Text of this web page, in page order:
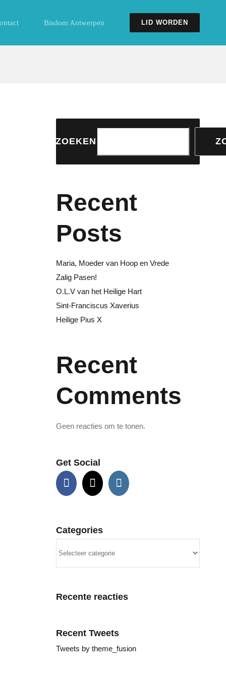
Bisdom Antwerpen LID WORDEN
ZOEKEN
Recent
Posts
Maria, Moeder van Hoop en Vrede
Zalig Pasen!
O.L.V van het Heilige Hart
Sint-Franciscus Xaverius
Heilige Pius X
Recent
Comments
Geen reacties om te tonen.
Get Social
Categories
Recente reacties
Recent Tweets
Tweets by theme_fusion